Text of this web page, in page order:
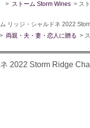
> ストーム Storm Wines > ス
リッジ・シャルドネ 2022
> 両親・夫・妻・恋人に贈る >
2022 Storm Ridge